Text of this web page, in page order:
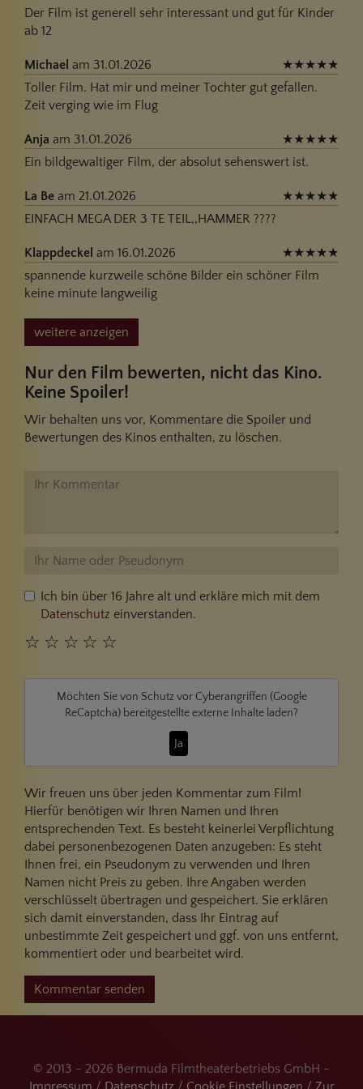
Der Film ist generell sehr interessant und gut für Kinder
ab 12
Michael am 31.01.2026 ★★★★★
Toller Film. Hat mir und meiner Tochter gut gefallen.
Zeit verging wie im Flug
Anja am 31.01.2026 ★★★★★
Ein bildgewaltiger Film, der absolut sehenswert ist.
La Be am 21.01.2026 ★★★★★
EINFACH MEGA DER 3 TE TEIL,,HAMMER ????
Klappdeckel am 16.01.2026 ★★★★★
spannende kurzweile schöne Bilder ein schöner Film
keine minute langweilig
weitere anzeigen
Nur den Film bewerten, nicht das Kino.
Keine Spoiler!
Wir behalten uns vor, Kommentare die Spoiler und
Bewertungen des Kinos enthalten, zu löschen.
Ich bin über 16 Jahre alt und erkläre mich mit dem
Datenschutz einverstanden.
☆
☆
☆
☆
☆
Möchten Sie von Schutz vor Cyberangriffen (Google
ReCaptcha) bereitgestellte externe Inhalte laden?
Ja
Wir freuen uns über jeden Kommentar zum Film!
Hierfür benötigen wir Ihren Namen und Ihren
entsprechenden Text. Es besteht keinerlei Verpflichtung
dabei personenbezogenen Daten anzugeben: Es steht
Ihnen frei, ein Pseudonym zu verwenden und Ihren
Namen nicht Preis zu geben. Ihre Angaben werden
verschlüsselt übertragen und gespeichert. Sie erklären
sich damit einverstanden, dass Ihr Eintrag auf
unbestimmte Zeit gespeichert und ggf. von uns entfernt,
kommentiert oder und bearbeitet wird.
Kommentar senden
© 2013 - 2026 Bermuda Filmtheaterbetriebs GmbH -